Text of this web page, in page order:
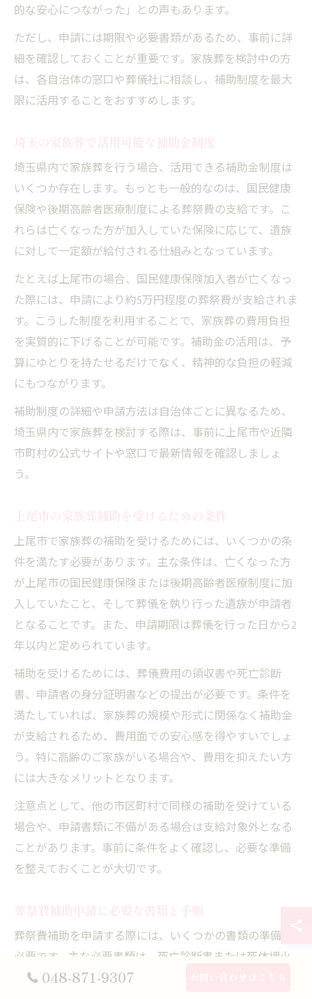
的な安心につながった」との声もあります。
ただし、申請には期限や必要書類があるため、事前に詳
細を確認しておくことが重要です。家族葬を検討中の方
は、各自治体の窓口や葬儀社に相談し、補助制度を最大
限に活用することをおすすめします。
埼玉県内で家族葬を行う場合、活用できる補助金制度は
いくつか存在します。もっとも一般的なのは、国民健康
保険や後期高齢者医療制度による葬祭費の支給です。こ
れらは亡くなった方が加入していた保険に応じて、遺族
に対して一定額が給付される仕組みとなっています。
たとえば上尾市の場合、国民健康保険加入者が亡くなっ
た際には、申請により約5万円程度の葬祭費が支給されま
す。こうした制度を利用することで、家族葬の費用負担
を実質的に下げることが可能です。補助金の活用は、予
算にゆとりを持たせるだけでなく、精神的な負担の軽減
にもつながります。
補助制度の詳細や申請方法は自治体ごとに異なるため、
埼玉県内で家族葬を検討する際は、事前に上尾市や近隣
市町村の公式サイトや窓口で最新情報を確認しましょ
う。
上尾市で家族葬の補助を受けるためには、いくつかの条
件を満たす必要があります。主な条件は、亡くなった方
が上尾市の国民健康保険または後期高齢者医療制度に加
入していたこと、そして葬儀を執り行った遺族が申請者
となることです。また、申請期限は葬儀を行った日から2
年以内と定められています。
補助を受けるためには、葬儀費用の領収書や死亡診断
書、申請者の身分証明書などの提出が必要です。条件を
満たしていれば、家族葬の規模や形式に関係なく補助金
が支給されるため、費用面での安心感を得やすいでしょ
う。特に高齢のご家族がいる場合や、費用を抑えたい方
には大きなメリットとなります。
注意点として、他の市区町村で同様の補助を受けている
場合や、申請書類に不備がある場合は支給対象外となる
ことがあります。事前に条件をよく確認し、必要な準備
を整えておくことが大切です。
葬祭費補助を申請する際には、いくつかの書類の準備が
必要です。主な必要書類は、死亡診断書または死体埋火
葬許可証、葬儀費用の領収書、申請者の身分証明書、そ
048-871-9307